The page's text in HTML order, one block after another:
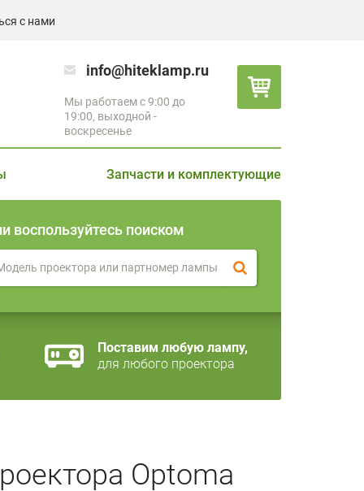
с нами
info@hiteklamp.ru
Мы работаем с 9:00 до
19:00, выходной -
воскресенье
Запчасти и комплектующие
воспользуйтесь поиском
Поставим любую лампу,
для любого проектора
Optoma